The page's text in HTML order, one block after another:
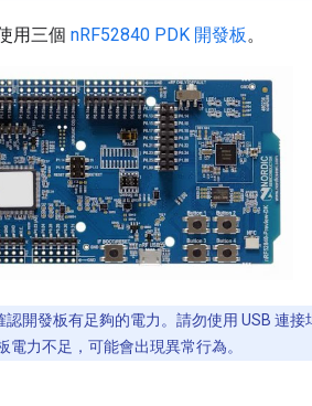
用三個 nRF52840 PDK 開發板。
認開發板有足夠的電力。請勿使用 USB 連
電力不足，可能會出現異常行為。